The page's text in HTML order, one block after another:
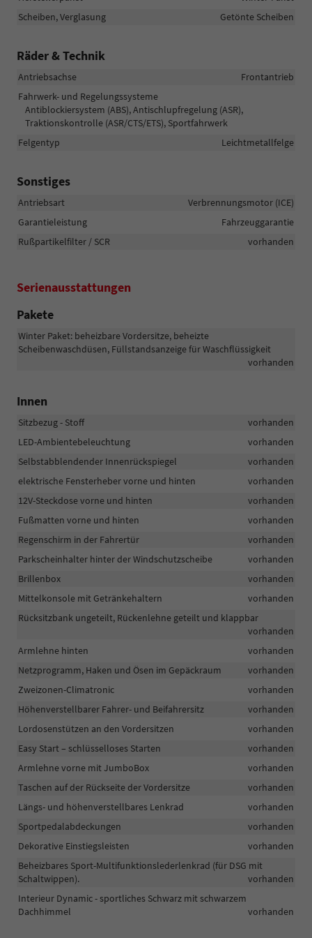
Scheiben, Verglasung
Getönte Scheiben
Räder & Technik
Antriebsachse
Frontantrieb
Fahrwerk- und Regelungssysteme
Antiblockiersystem (ABS), Antischlupfregelung (ASR),
Traktionskontrolle (ASR/CTS/ETS), Sportfahrwerk
Felgentyp
Leichtmetallfelge
Sonstiges
Antriebsart
Verbrennungsmotor (ICE)
Garantieleistung
Fahrzeuggarantie
Rußpartikelfilter / SCR
vorhanden
Serienausstattungen
Pakete
Winter Paket: beheizbare Vordersitze, beheizte
Scheibenwaschdüsen, Füllstandsanzeige für Waschflüssigkeit
vorhanden
Innen
Sitzbezug - Stoff
vorhanden
LED-Ambientebeleuchtung
vorhanden
Selbstabblendender Innenrückspiegel
vorhanden
elektrische Fensterheber vorne und hinten
vorhanden
12V-Steckdose vorne und hinten
vorhanden
Fußmatten vorne und hinten
vorhanden
Regenschirm in der Fahrertür
vorhanden
Parkscheinhalter hinter der Windschutzscheibe
vorhanden
Brillenbox
vorhanden
Mittelkonsole mit Getränkehaltern
vorhanden
Rücksitzbank ungeteilt, Rückenlehne geteilt und klappbar
vorhanden
Armlehne hinten
vorhanden
Netzprogramm, Haken und Ösen im Gepäckraum
vorhanden
Zweizonen-Climatronic
vorhanden
Höhenverstellbarer Fahrer- und Beifahrersitz
vorhanden
Lordosenstützen an den Vordersitzen
vorhanden
Easy Start – schlüsselloses Starten
vorhanden
Armlehne vorne mit JumboBox
vorhanden
Taschen auf der Rückseite der Vordersitze
vorhanden
Längs- und höhenverstellbares Lenkrad
vorhanden
Sportpedalabdeckungen
vorhanden
Dekorative Einstiegsleisten
vorhanden
Beheizbares Sport-Multifunktionslederlenkrad (für DSG mit
Schaltwippen).
vorhanden
Interieur Dynamic - sportliches Schwarz mit schwarzem
Dachhimmel
vorhanden